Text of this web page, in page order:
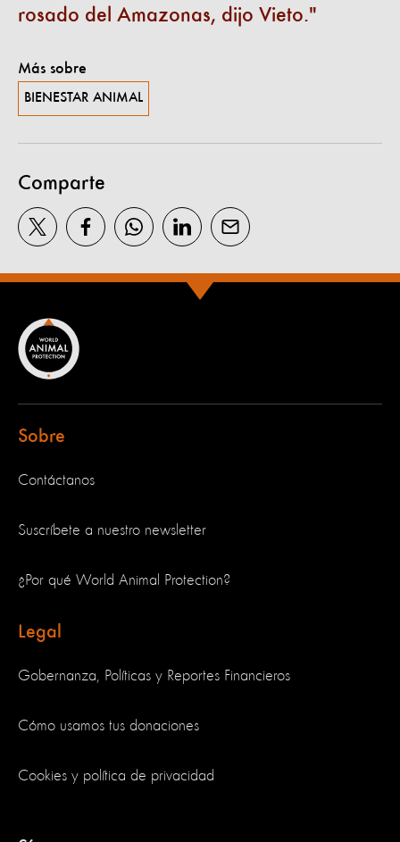
rosado del Amazonas, dijo Vieto.
Más sobre
BIENESTAR ANIMAL
Comparte
Sobre
Contáctanos
Suscríbete a nuestro newsletter
¿Por qué World Animal Protection?
Legal
Gobernanza, Políticas y Reportes Financieros
Cómo usamos tus donaciones
Cookies y política de privacidad